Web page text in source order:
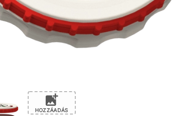
add_photo_alternate
HOZZÁADÁS